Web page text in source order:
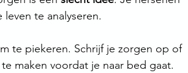
te analyseren.
te piekeren. Schrijf je zorgen op of
maken voordat je naar bed gaat.